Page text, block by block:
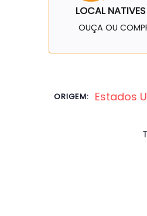
LOCAL NATIVES
OUÇA OU
ORIGEM: Estados